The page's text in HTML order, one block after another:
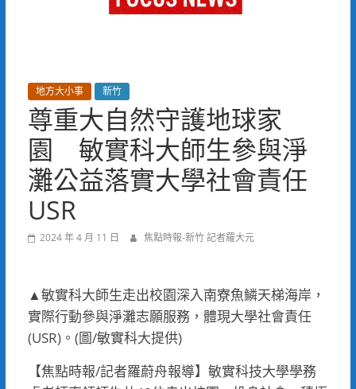
地方大小事 新竹
尊重大自然守護地球家
園 敏實科大師生參與淨
灘公益落實大學社會責任
USR
2024 年 4 月 11 日 焦點時報-新竹 記者羅大元
▲敏實科大師生走出校園深入南寮魚鱗天梯海岸，
實際行動參與淨灘志願服務，體現大學社會責任
(USR)。(圖/敏實科大提供)
【焦點時報/記者羅蔚舟報導】敏實科技大學學務